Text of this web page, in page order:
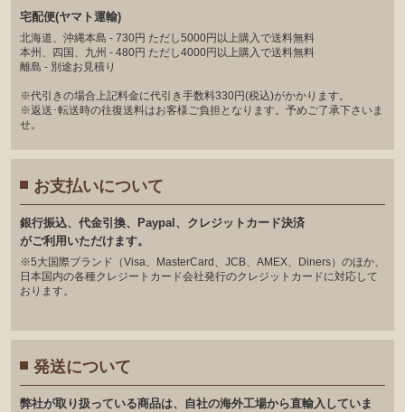
宅配便(ヤマト運輸)
北海道、沖縄本島 - 730円 ただし5000円以上購入で送料無料
本州、四国、九州 - 480円 ただし4000円以上購入で送料無料
離島 - 別途お見積り
※代引きの場合上記料金に代引き手数料330円(税込)がかかります。
※返送･転送時の往復送料はお客様ご負担となります。予めご了承下さいま
せ。
お支払いについて
銀⾏振込、代⾦引換、Paypal、クレジットカード決済
がご利⽤いただけます。
※5大国際ブランド（Visa、MasterCard、JCB、AMEX、Diners）のほか、
日本国内の各種クレジートカード会社発行のクレジットカードに対応して
おります。
発送について
弊社が取り扱っている商品は、自社の海外工場から直輸入していま